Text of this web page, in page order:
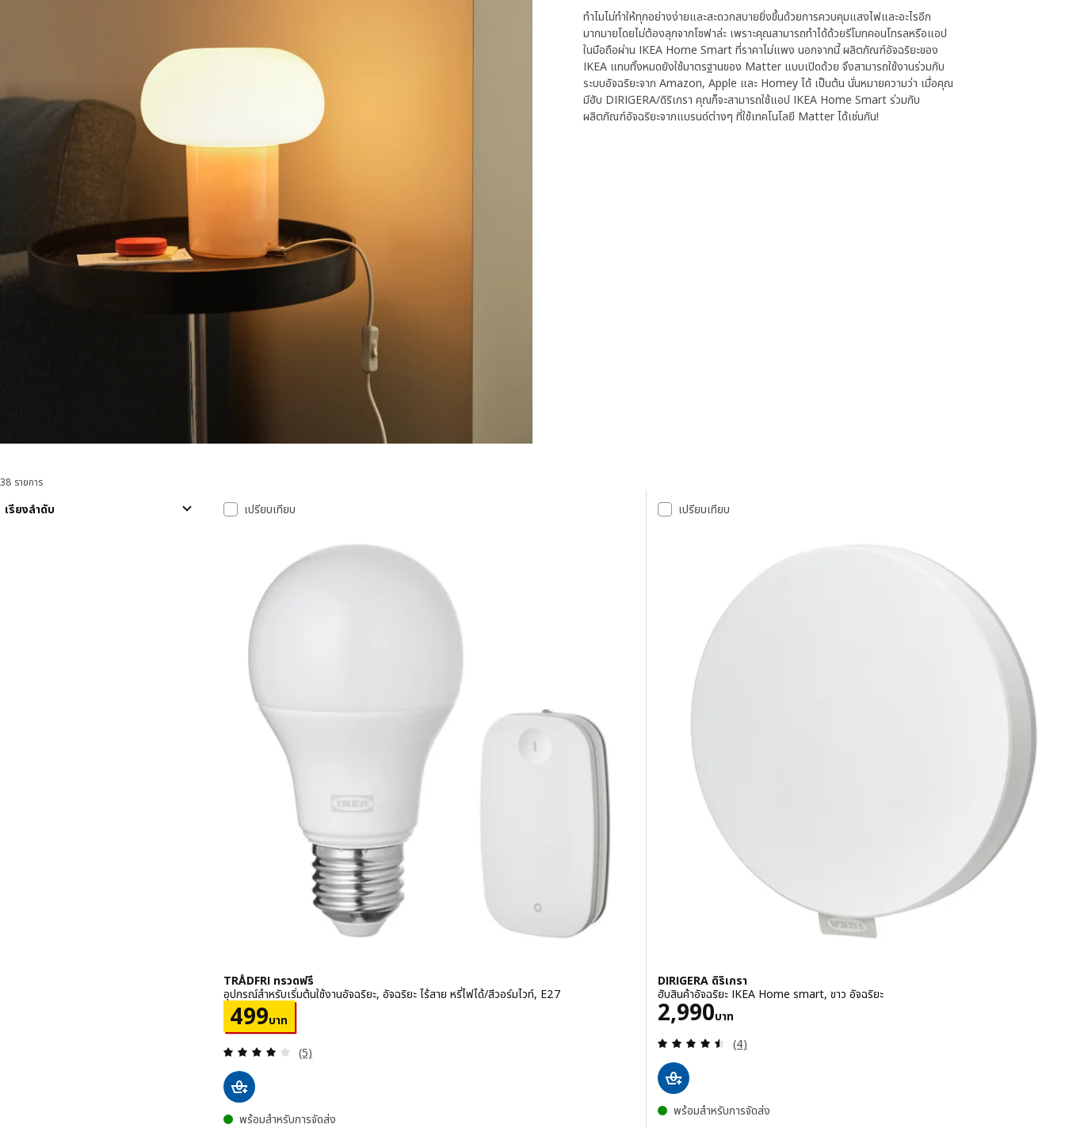
ทำไมไม่ทำให้ทุกอย่างง่ายและสะดวกสบายยิ่งขึ้นด้วยการควบคุมแสงไฟและอะไรอีก
มากมายโดยไม่ต้องลุกจากโซฟาล่ะ เพราะคุณสามารถทำได้ด้วยรีโมทคอนโทรลหรือแอป
ในมือถือผ่าน IKEA Home Smart ที่ราคาไม่แพง นอกจากนี้ ผลิตภัณฑ์อัจฉริยะของ
IKEA แทบทั้งหมดยังใช้มาตรฐานของ Matter แบบเปิดด้วย จึงสามารถใช้งานร่วมกับ
ระบบอัจฉริยะจาก Amazon, Apple และ Homey ได้ เป็นต้น นั่นหมายความว่า เมื่อคุณ
มีฮับ DIRIGERA/ดิริเกรา คุณก็จะสามารถใช้แอป IKEA Home Smart ร่วมกับ
ผลิตภัณฑ์อัจฉริยะจากแบรนด์ต่างๆ ที่ใช้เทคโนโลยี Matter ได้เช่นกัน!
เรียงลำดับและตัวกรอง
38 รายการ
เรียงลำดับ รายการผลลัพธ์
เปรียบเทียบ
TRÅDFRI ทรวดฟรี
อุปกรณ์สำหรับเริ่มต้นใช้งานอัจฉริยะ, อัจฉริยะ ไร้สาย หรี่ไฟได้/สีวอร์มไวท์, E27
499บาท
ราคา 499บาท
ทบทวน: 4 หมด 5 ดวงดาว ความเห็นทั้งหมด:
(5)
พร้อมสำหรับการจัดส่ง
เปรียบเทียบ
DIRIGERA ดิริเกรา
ฮับสินค้าอัจฉริยะ IKEA Home smart, ขาว อัจฉริยะ
2,990บาท
ราคา 2990บาท
ทบทวน: 4.5 หมด 5 ดวงดาว ความเห็นทั้งหมด:
(4)
พร้อมสำหรับการจัดส่ง